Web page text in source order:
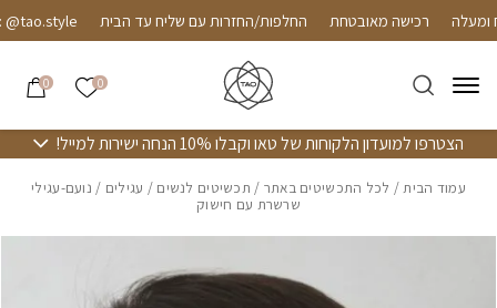
Skip to Contentרכישה מאובטחת החלפות/החזרות עם שליח עד הבית
0 הרשימה
0
הצטרפו למועדון הלקוחות של טאו וקבלו 10% הנחה ישירות למייל!
עמוד הבית/ לכל התכשיטים באתר / תכשיטים לנשים / עגילים / נועם-עגילי
שרשרת עם חישוק
בחזרה למעלה